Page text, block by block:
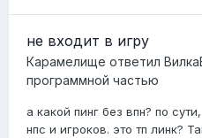
не входит в игру
Карамелище ответил
программной частью
а какой пинг без впн? по
нпс и игроков. это тп линк?